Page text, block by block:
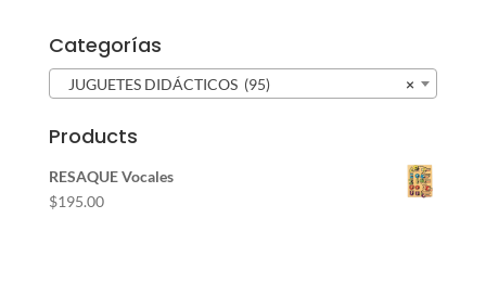
Categorías
×
JUGUETES DIDÁCTICOS (95)
Products
RESAQUE Vocales
$195.00